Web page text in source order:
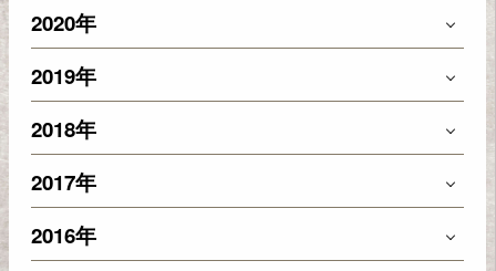
2020年
2019年
2018年
2017年
2016年